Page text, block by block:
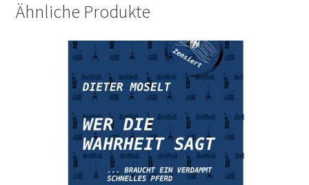
Ähnliche Produkte